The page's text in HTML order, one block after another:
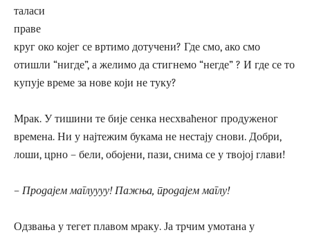
таласи
праве
круг око којег се вртимо дотучени? Где смо, ако смо
отишли ​​“нигде”, а желимо да стигнемо “негде” ? И где се то
купује време за нове који не туку?
Мрак. У тишини те бије сенка несхваћеног продуженог
времена. Ни у најтежим букама не нестају снови. Добри,
лоши, црно – бели, обојени, пази, снима се у твојој глави!
– Продајем маглуууу! Пажња, продајем маглу!
Одзвања у тегет плавом мраку. Ја трчим умотана у